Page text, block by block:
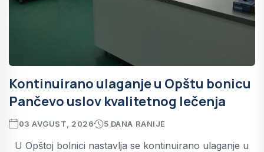
Kontinuirano ulaganje u Opštu bonicu
Pančevo uslov kvalitetnog lečenja
03 AVGUST, 2026 5 DANA RANIJE
U Opštoj bolnici nastavlja se kontinuirano ulaganje u